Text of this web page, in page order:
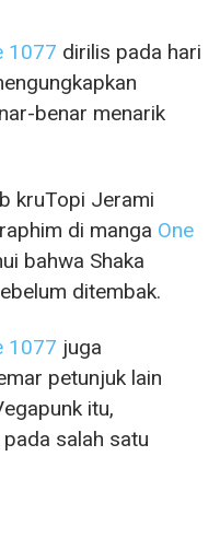
1077 dirilis pada hari
benar menarik
kruTopi Jerami
di manga One
bahwa Shaka
ditembak.
1077 juga
petunjuk lain
itu,
salah satu